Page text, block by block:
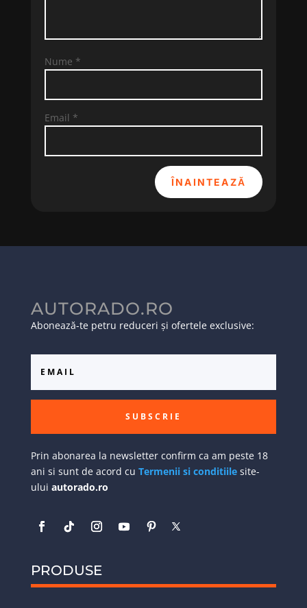
Nume *
Email *
ÎNAINTEAZĂ
AUTORADO.RO
Abonează-te petru reduceri și ofertele exclusive:
SUBSCRIE
Prin abonarea la newsletter confirm ca am peste 18
ani si sunt de acord cu Termenii si conditiilesite-
ului autorado.ro
PRODUSE